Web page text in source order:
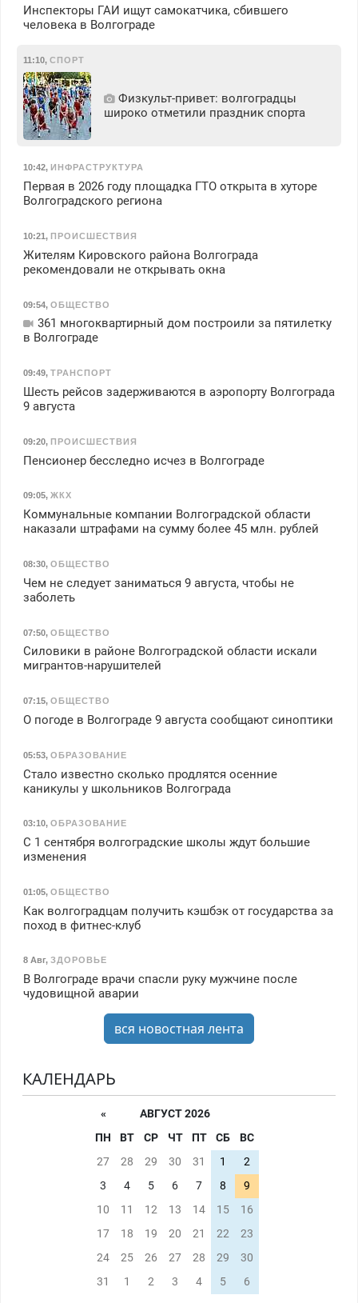
Инспекторы ГАИ ищут самокатчика, сбившего
человека в Волгограде
11:10, СПОРТ
Физкульт‑привет: волгоградцы
широко отметили праздник спорта
10:42, ИНФРАСТРУКТУРА
Первая в 2026 году площадка ГТО открыта в хуторе
Волгоградского региона
10:21, ПРОИСШЕСТВИЯ
Жителям Кировского района Волгограда
рекомендовали не открывать окна
09:54, ОБЩЕСТВО
361 многоквартирный дом построили за пятилетку
в Волгограде
09:49, ТРАНСПОРТ
Шесть рейсов задерживаются в аэропорту Волгограда
9 августа
09:20, ПРОИСШЕСТВИЯ
Пенсионер бесследно исчез в Волгограде
09:05, ЖКХ
Коммунальные компании Волгоградской области
наказали штрафами на сумму более 45 млн. рублей
08:30, ОБЩЕСТВО
Чем не следует заниматься 9 августа, чтобы не
заболеть
07:50, ОБЩЕСТВО
Силовики в районе Волгоградской области искали
мигрантов-нарушителей
07:15, ОБЩЕСТВО
О погоде в Волгограде 9 августа сообщают синоптики
05:53, ОБРАЗОВАНИЕ
Стало известно сколько продлятся осенние
каникулы у школьников Волгограда
03:10, ОБРАЗОВАНИЕ
С 1 сентября волгоградские школы ждут большие
изменения
01:05, ОБЩЕСТВО
Как волгоградцам получить кэшбэк от государства за
поход в фитнес-клуб
8 Авг, ЗДОРОВЬЕ
В Волгограде врачи спасли руку мужчине после
чудовищной аварии
вся новостная лента
КАЛЕНДАРЬ
«
АВГУСТ 2026
ПН
ВТ СР ЧТ ПТ СБ
ВС
27
28 29 30 31 1
2
3
4 5 6 7 8
9
10
11 12 13 14 15
16
17
18 19 20 21 22
23
24
25 26 27 28 29
30
31
1 2 3 4 5 6